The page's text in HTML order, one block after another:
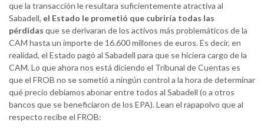
que la transacción le resultara suficientemente atractiva al
Sabadell, el Estado le prometió que cubriría todas las
pérdidas que se derivaran de los activos más problemáticos de la
CAM hasta un importe de 16.600 millones de euros. Es decir, en
realidad, el Estado pagó al Sabadell para que se hiciera cargo de la
CAM. Lo que ahora nos está diciendo el Tribunal de Cuentas es
que el FROB no se sometió a ningún control a la hora de determinar
qué precio debíamos abonar entre todos al Sabadell (o a otros
bancos que se beneficiaron de los EPA). Lean el rapapolvo que al
respecto recibe el FROB: